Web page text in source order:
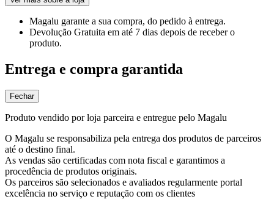
Magalu garante a sua compra, do pedido à entrega.
Devolução Gratuita em até 7 dias depois de receber o
produto.
Entrega e compra garantida
Fechar
Produto vendido por loja parceira e entregue pelo Magalu
O Magalu se responsabiliza pela entrega dos produtos de parceiros
até o destino final.
As vendas são certificadas com nota fiscal e garantimos a
procedência de produtos originais.
Os parceiros são selecionados e avaliados regularmente portal
excelência no serviço e reputação com os clientes